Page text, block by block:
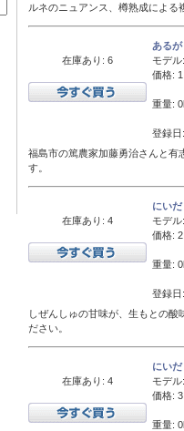
ルネのニュアンス、樽熟成によ
在庫あり: 6
ある
モデル:
価格:
重量:
登録
福島市の篤農家加藤勇治さんと有
す。
在庫あり: 4
にい
モデル:
価格:
重量:
登録
しぜんしゅの甘味が、生もとの
ださい。
在庫あり: 4
にい
モデル:
価格:
重量: